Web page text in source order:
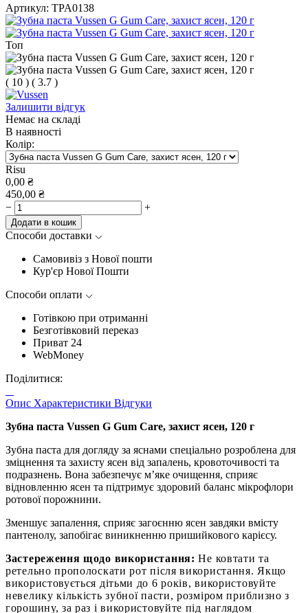
Артикул: TPA0138
Топ
( 10 ) ( 3.7 )
Залишити відгук
Немає на складі
В наявності
Колір:
Risu
0,00 ₴
450,00 ₴
−
+
Додати в кошик
Способи доставки
Самовивіз з Нової пошти
Кур'єр Нової Пошти
Способи оплати
Готівкою при отриманні
Безготівковий переказ
Приват 24
WebMoney
Поділитися:
Опис Характеристики Відгуки
Зубна паста Vussen G Gum Care, захист ясен, 120 г
Зубна паста для догляду за яснами спеціально розроблена для
зміцнення та захисту ясен від запалень, кровоточивості та
подразнень. Вона забезпечує м’яке очищення, сприяє
відновленню ясен та підтримує здоровий баланс мікрофлори
ротової порожнини.
Зменшує запалення, сприяє загоєнню ясен завдяки вмісту
пантенолу, запобігає виникненню пришийкового карієсу.
Застереження щодо використання: Не ковтати та
ретельно прополоскати рот після використання. Якщо
використовується дітьми до 6 років, використовуйте
невелику кількість зубної пасти, розміром приблизно з
горошину, за раз і використовуйте під наглядом